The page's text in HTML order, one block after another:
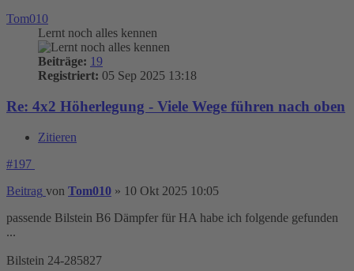
Tom010
Lernt noch alles kennen
Beiträge: 19
Registriert: 05 Sep 2025 13:18
Re: 4x2 Höherlegung - Viele Wege führen nach oben
Zitieren
#197
Beitrag von Tom010 » 10 Okt 2025 10:05
passende Bilstein B6 Dämpfer für HA habe ich folgende gefunden
...
Bilstein 24-285827